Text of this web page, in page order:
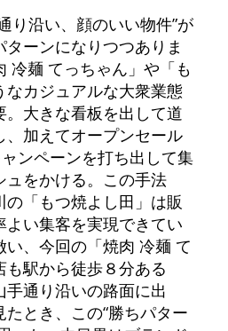
り沿い、顔のいい物件”が
ーンになりつつありま
冷麺 てっちゃん」や「も
カジュアルな大衆業態
。大きな看板を出して道
加えてオープンセール
ンペーンを打ち出して集
をかける。この手法
「もつ焼よし田」は販
い集客を実現できてい
い、今回の「焼肉 冷麺 て
も駅から徒歩８分ある
通り沿いの路面に出
とき、この“勝ちパター